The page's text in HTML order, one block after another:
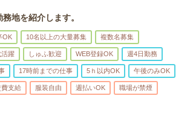
地を紹介します。
OK 10名以上の大量募集 複数名募集
躍 しゅふ歓迎 WEB登録OK 週4日勤務
17時前までの仕事 5ｈ以内OK 午後のみOK
費支給 服装自由 週払いOK 職場が禁煙